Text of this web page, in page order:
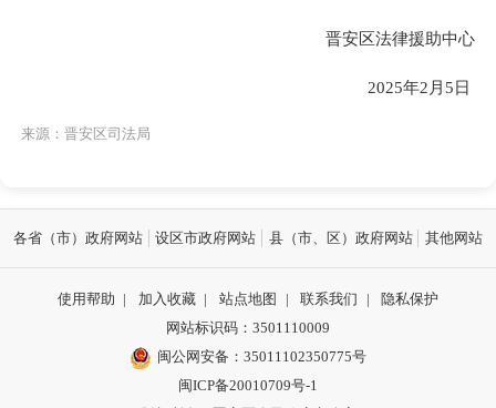
晋安区法律援助中心
2025年2月5日
来源：晋安区司法局
各省（市）政府网站 设区市政府网站 县（市、区）政府网站 其他网站
使用帮助 | 加入收藏 | 站点地图 | 联系我们 |
隐私保护
网站标识码：3501110009
闽公网安备：35011102350775号
闽ICP备20010709号-1